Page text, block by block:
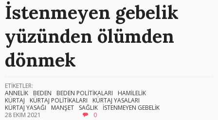
İstenmeyen gebelik
yüzünden ölümden
dönmek
ETİKETLER:
ANNELİK
BEDEN BEDEN POLİTİKALARI
HAMİLELİK
KÜRTAJ
KÜRTAJ POLİTİKALARI
KÜRTAJ YASALARI
KÜRTAJ YASAĞI
MANŞET SAĞLIK
İSTENMEYEN GEBELİK
28 EKIM 2021
0